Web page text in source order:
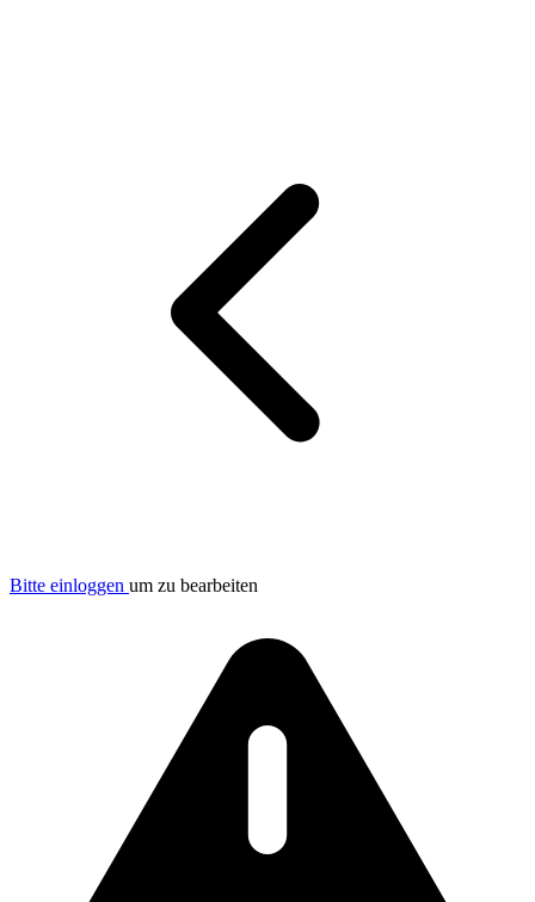
Bitte einloggen um zu bearbeiten